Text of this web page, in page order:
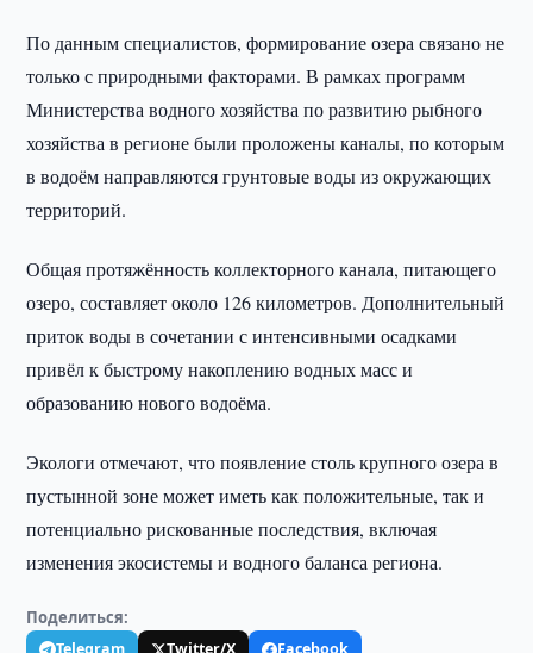
По данным специалистов, формирование озера связано не
только с природными факторами. В рамках программ
Министерства водного хозяйства по развитию рыбного
хозяйства в регионе были проложены каналы, по которым
в водоём направляются грунтовые воды из окружающих
территорий.
Общая протяжённость коллекторного канала, питающего
озеро, составляет около 126 километров. Дополнительный
приток воды в сочетании с интенсивными осадками
привёл к быстрому накоплению водных масс и
образованию нового водоёма.
Экологи отмечают, что появление столь крупного озера в
пустынной зоне может иметь как положительные, так и
потенциально рискованные последствия, включая
изменения экосистемы и водного баланса региона.
Поделиться:
Telegram Twitter/X
Facebook